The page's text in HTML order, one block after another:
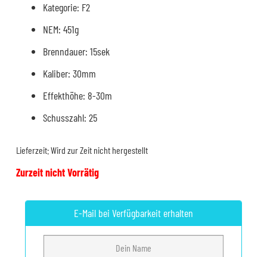
Kategorie: F2
NEM: 451g
Brenndauer: 15sek
Kaliber: 30mm
Effekthöhe: 8-30m
Schusszahl: 25
Lieferzeit:Wird zur Zeit nicht hergestellt
Zurzeit nicht Vorrätig
E-Mail bei Verfügbarkeit erhalten